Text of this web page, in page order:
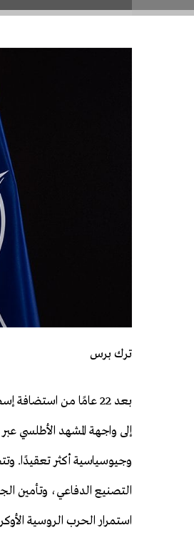
ترك برس
بعد 22 عامًا من
إلى واجهة المشهد الأطلسي
وجيوسياسية أكثر تعقيدًا.
التصنيع الدفاعي، وتأمين
استمرار الحرب الروسية